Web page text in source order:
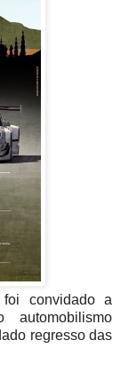
convidado a
regresso das